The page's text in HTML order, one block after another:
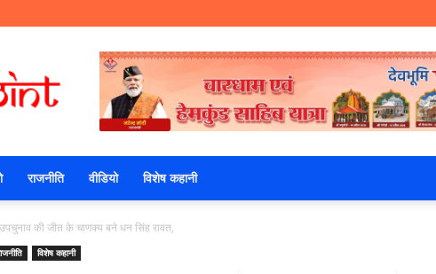
राजनीति वीडियो विशेष कहानी
की जीत के चाणक्य बने धन सिंह रावत,
विशेष कहानी